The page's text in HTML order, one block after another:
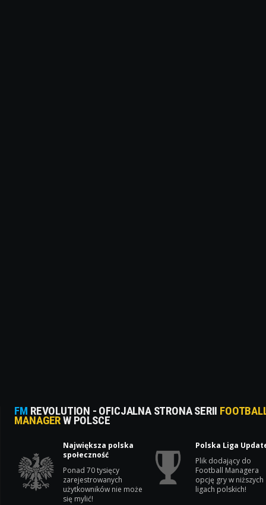
FM REVOLUTION - OFICJALNA STRONA SERII
MANAGERW POLSCE
Największa polska
społeczność
Ponad 70 tysięcy
zarejestrowanych
użytkowników nie może
się mylić!
Polska Liga
Plik dodający do
Football Managera
opcję gry w niższych
ligach polskich!